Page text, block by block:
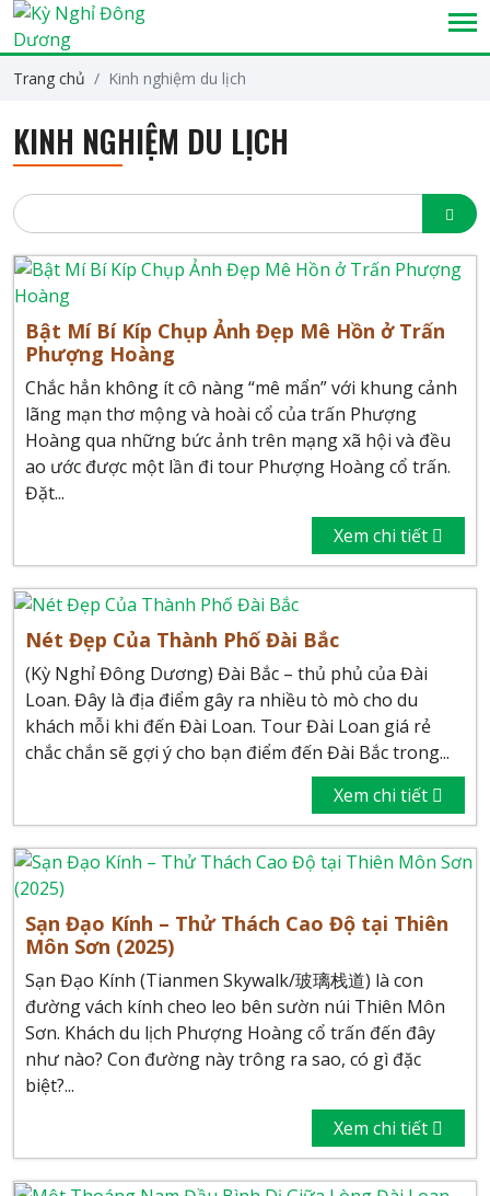
Trang chủ Kinh nghiệm du lịch
KINH NGHIỆM DU LỊCH
Bật Mí Bí Kíp Chụp Ảnh Đẹp Mê Hồn ở Trấn
Phượng Hoàng
Chắc hẳn không ít cô nàng “mê mẩn” với khung cảnh
lãng mạn thơ mộng và hoài cổ của trấn Phượng
Hoàng qua những bức ảnh trên mạng xã hội và đều
ao ước được một lần đi tour Phượng Hoàng cổ trấn.
Đặt...
Xem chi tiết
Nét Đẹp Của Thành Phố Đài Bắc
(Kỳ Nghỉ Đông Dương) Đài Bắc – thủ phủ của Đài
Loan. Đây là địa điểm gây ra nhiều tò mò cho du
khách mỗi khi đến Đài Loan. Tour Đài Loan giá rẻ
chắc chắn sẽ gợi ý cho bạn điểm đến Đài Bắc trong...
Xem chi tiết
Sạn Đạo Kính – Thử Thách Cao Độ tại Thiên
Môn Sơn (2025)
Sạn Đạo Kính (Tianmen Skywalk/玻璃栈道) là con
đường vách kính cheo leo bên sườn núi Thiên Môn
Sơn. Khách du lịch Phượng Hoàng cổ trấn đến đây
như nào? Con đường này trông ra sao, có gì đặc
biệt?...
Xem chi tiết